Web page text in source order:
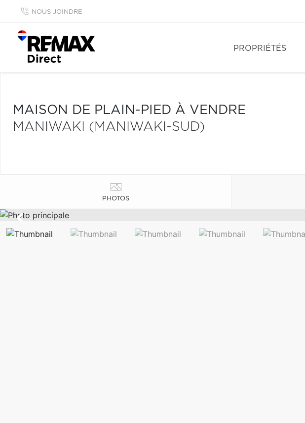
NOUS JOINDRE
PROPRIÉTÉS
MAISON DE PLAIN-PIED À VENDRE
MANIWAKI (MANIWAKI-SUD)
PHOTOS